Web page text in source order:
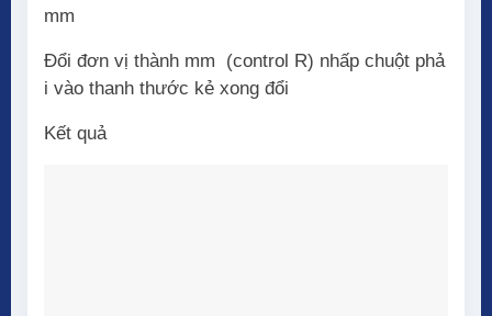
mm
Đổi đơn vị thành mm (control R) nhấp chuột phả
i vào thanh thước kẻ xong đổi
Kết quả